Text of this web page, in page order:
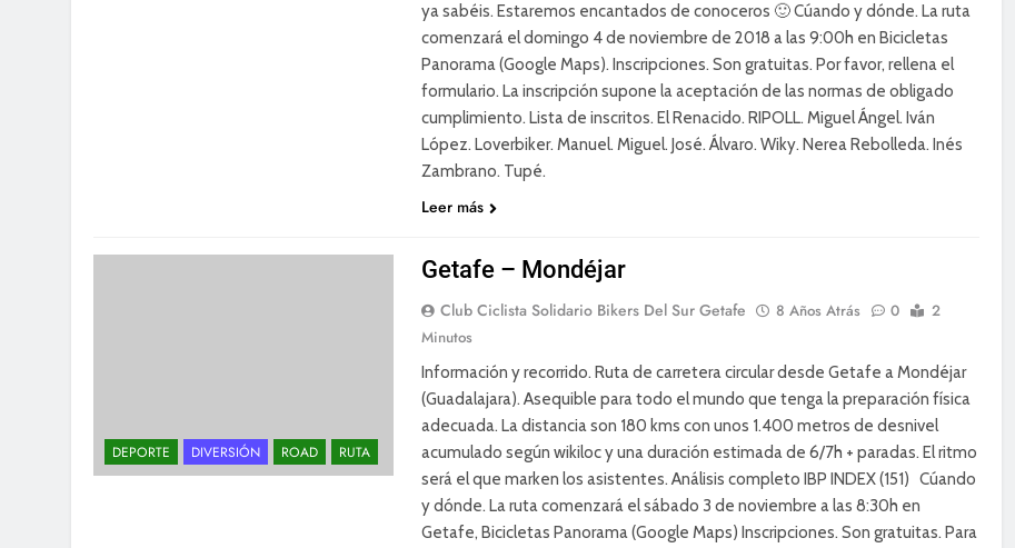
ya sabéis. Estaremos encantados de conoceros 🙂 Cúando y dónde. La ruta
comenzará el domingo 4 de noviembre de 2018 a las 9:00h en Bicicletas
Panorama (Google Maps). Inscripciones. Son gratuitas. Por favor, rellena el
formulario. La inscripción supone la aceptación de las normas de obligado
cumplimiento. Lista de inscritos. El Renacido. RIPOLL. Miguel Ángel. Iván
López. Loverbiker. Manuel. Miguel. José. Álvaro. Wiky. Nerea Rebolleda. Inés
Zambrano. Tupé.
Leer más
DEPORTE DIVERSIÓN ROAD RUTA
Getafe – Mondéjar
Club Ciclista Solidario Bikers Del Sur Getafe 8 Años Atrás 0
2
Minutos
Información y recorrido. Ruta de carretera circular desde Getafe a Mondéjar
(Guadalajara). Asequible para todo el mundo que tenga la preparación física
adecuada. La distancia son 180 kms con unos 1.400 metros de desnivel
acumulado según wikiloc y una duración estimada de 6/7h + paradas. El ritmo
será el que marken los asistentes. Análisis completo IBP INDEX (151) Cúando
y dónde. La ruta comenzará el sábado 3 de noviembre a las 8:30h en
Getafe, Bicicletas Panorama (Google Maps) Inscripciones. Son gratuitas. Para